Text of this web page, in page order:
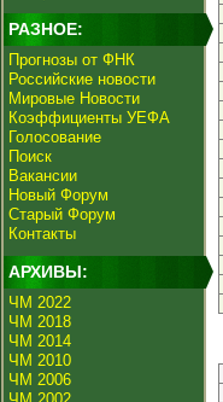
РАЗНОЕ:
Прогнозы от ФНК
Российские новости
Мировые Новости
Коэффициенты УЕФА
Голосование
Поиск
Вакансии
Новый Форум
Старый Форум
Контакты
АРХИВЫ:
ЧМ 2022
ЧМ 2018
ЧМ 2014
ЧМ 2010
ЧМ 2006